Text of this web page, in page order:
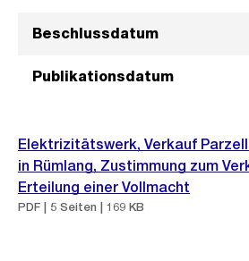
Beschlussdatum
Publikationsdatum
Elektrizitätswerk, Verkauf
in Rümlang, Zustimmung zum
Erteilung einer Vollmacht
PDF | 5 Seiten | 169 KB